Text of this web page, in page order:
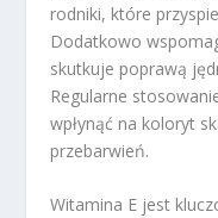
rodniki, które
Dodatkowo
skutkuje poprawą
Regularne
wpłynąć na koloryt
przebarwień.
Witamina E jest